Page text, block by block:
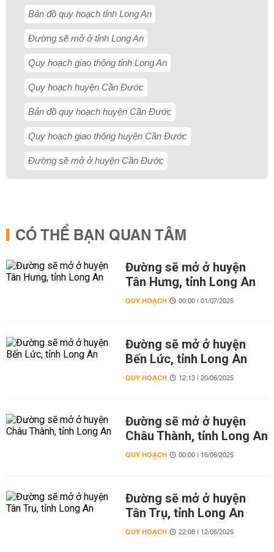
Bản đồ quy hoạch tỉnh Long An
Đường sẽ mở ở tỉnh Long An
Quy hoạch giao thông tỉnh Long An
Quy hoạch huyện Cần Đước
Bản đồ quy hoạch huyện Cần Đước
Quy hoạch giao thông huyện Cần Đước
Đường sẽ mở ở huyện Cần Đước
CÓ THỂ BẠN QUAN TÂM
Đường sẽ mở ở huyện
Tân Hưng, tỉnh Long An
QUY HOẠCH 00:00 | 01/07/2025
Đường sẽ mở ở huyện
Bến Lức, tỉnh Long An
QUY HOẠCH 12:13 | 20/06/2025
Đường sẽ mở ở huyện
Châu Thành, tỉnh Long An
QUY HOẠCH 00:00 | 16/06/2025
Đường sẽ mở ở huyện
Tân Trụ, tỉnh Long An
QUY HOẠCH 22:08 | 12/06/2025